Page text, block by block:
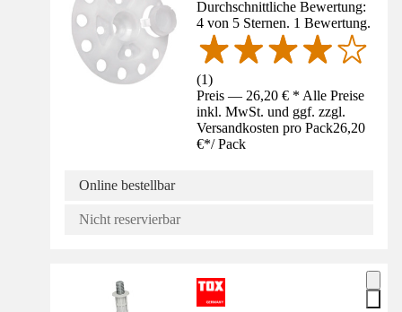
Durchschnittliche Bewertung:
4 von 5 Sternen. 1 Bewertung.
(1)
Preis — 26,20 € * Alle Preise
inkl. MwSt. und ggf. zzgl.
Versandkosten pro Pack26,20
€*/ Pack
Online bestellbar
Nicht reservierbar